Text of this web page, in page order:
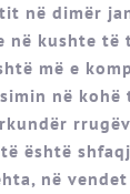
në dimër
në kushte
më e
në kohë
është
në